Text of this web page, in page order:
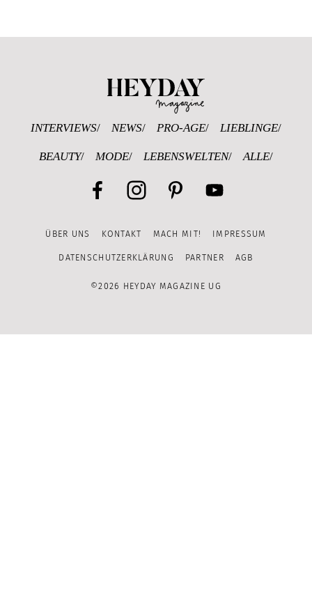
INTERVIEWS NEWS PRO-AGE LIEBLINGE
BEAUTY MODE LEBENSWELTEN ALLE
Channel
ÜBER UNS KONTAKT MACH MIT! IMPRESSUM
DATENSCHUTZERKLÄRUNG PARTNER AGB
©2026 HEYDAY MAGAZINE UG